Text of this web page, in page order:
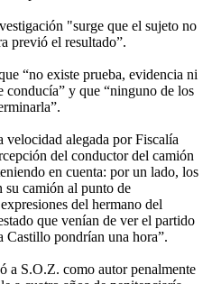
"surge que el sujeto no
previó el resultado”.
“no existe prueba, evidencia ni
y que “ninguno de los
velocidad alegada por Fiscalía
del conductor del camión
en cuenta: por un lado, los
su camión al punto de
del hermano del
que venían de ver el partido
Castillo pondrían una hora”.
a S.O.Z. como autor penalmente